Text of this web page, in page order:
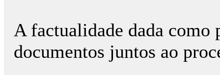
A factualidade dada como
documentos juntos ao